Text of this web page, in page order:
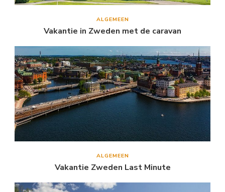
ALGEMEEN
Vakantie in Zweden met de caravan
ALGEMEEN
Vakantie Zweden Last Minute